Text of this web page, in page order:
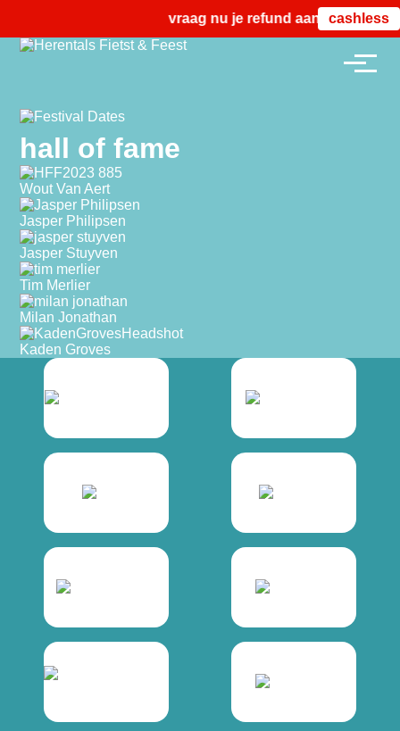
vraag nu je refund aan vanafcashless
hall of fame
Wout Van Aert
Jasper Philipsen
Jasper Stuyven
Tim Merlier
Milan Jonathan
Kaden Groves